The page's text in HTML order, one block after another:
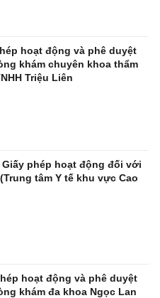
hoạt động và phê duyệt
khám chuyên khoa thẩm
Triệu Liên
phép hoạt động đối với
tâm Y tế khu vực Cao
hoạt động và phê duyệt
khám đa khoa Ngọc Lan